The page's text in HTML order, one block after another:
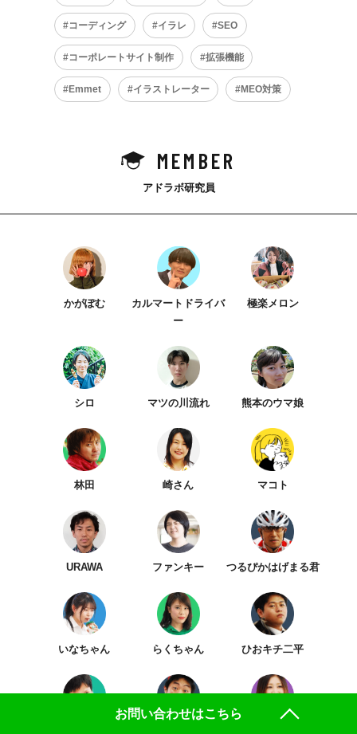
お問い合わせはこちら
コーディング イラレ SEO
コーポレートサイト制作 拡張機能
Emmet イラストレーター MEO対策
MEMBER
アドラボ研究員
かがぽむ
カルマートドライバ
ー
極楽メロン
シロ マツの川流れ 熊本のウマ娘
林田 崎さん マコト
URAWA ファンキー つるぴかはげまる君
いなちゃん らくちゃん ひおキチ二平